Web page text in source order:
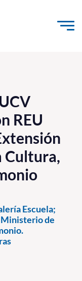
REU
Cultura,
Escuela;
Ministerio de